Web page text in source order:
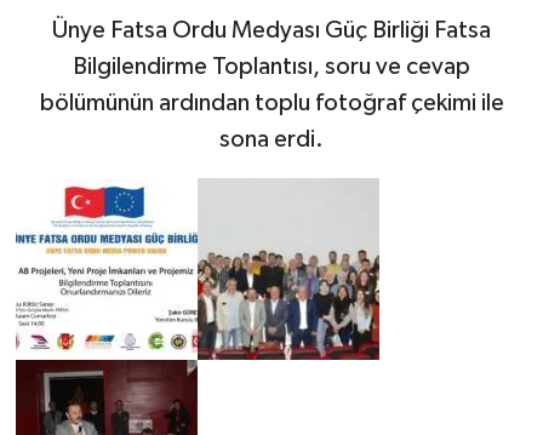
Ünye Fatsa Ordu Medyası Güç Birliği Fatsa
Bilgilendirme Toplantısı, soru ve cevap
bölümünün ardından toplu fotoğraf çekimi ile
sona erdi.